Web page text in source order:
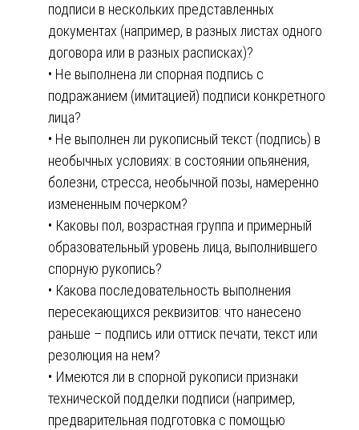
подписи в нескольких представленных
документах (например, в разных листах одного
договора или в разных расписках)?
• Не выполнена ли спорная подпись с
подражанием (имитацией) подписи конкретного
лица?
• Не выполнен ли рукописный текст (подпись) в
необычных условиях: в состоянии опьянения,
болезни, стресса, необычной позы, намеренно
измененным почерком?
• Каковы пол, возрастная группа и примерный
образовательный уровень лица, выполнившего
спорную рукопись?
• Какова последовательность выполнения
пересекающихся реквизитов: что нанесено
раньше – подпись или оттиск печати, текст или
резолюция на нем?
• Имеются ли в спорной рукописи признаки
технической подделки подписи (например,
предварительная подготовка с помощью